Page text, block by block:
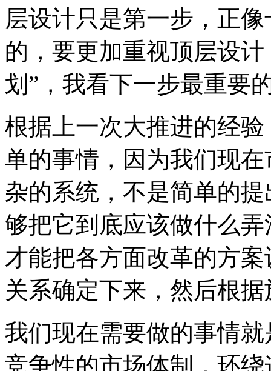
层设计只是第一步，正
的，要更加重视顶层设
划”，我看下一步最重要
根据上一次大推进的经
单的事情，因为我们现
杂的系统，不是简单的
够把它到底应该做什么
才能把各方面改革的方
关系确定下来，然后根
我们现在需要做的事情
竞争性的市场体制，环